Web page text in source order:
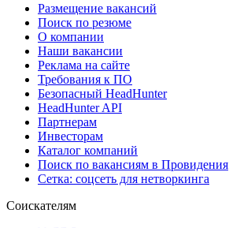
Размещение вакансий
Поиск по резюме
О компании
Наши вакансии
Реклама на сайте
Требования к ПО
Безопасный HeadHunter
HeadHunter API
Партнерам
Инвесторам
Каталог компаний
Поиск по вакансиям в Провидения
Сетка: соцсеть для нетворкинга
Соискателям